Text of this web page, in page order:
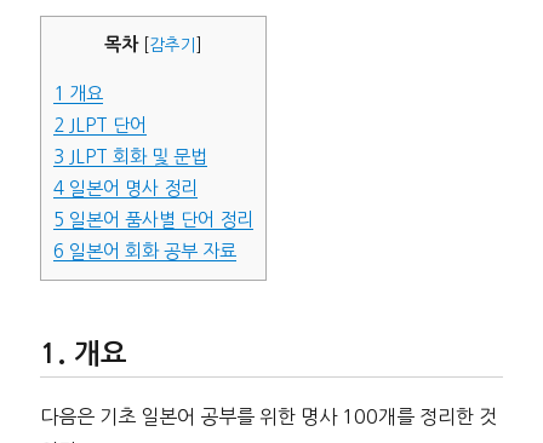
목차 감추기
1 개요
2 JLPT 단어
3 JLPT 회화 및 문법
4일본어 명사 정리
5 일본어 품사별 단어 정리
6 일본어 회화 공부 자료
개요
다음은 기초 일본어 공부를 위한 명사 100개를 정리한 것